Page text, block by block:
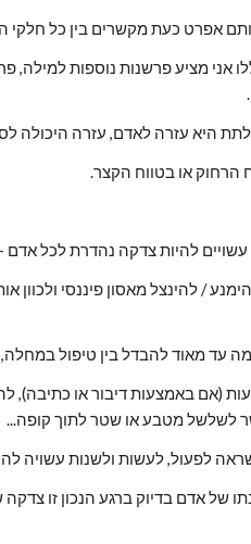
אפרט כעת מקשרים בין כל חלקי
היא עזרה לאדם, עזרה היכולה
הרחוק או בטווח הקצר.
עשויים להיות צדקה נהדרת לכל
עד מאוד להבדל בין טיפול
לשלשל מטבע או שטר לתוך קופה...
לפעול, לעשות ולשנות עשויה
של אדם בדיוק ברגע הנכון זו